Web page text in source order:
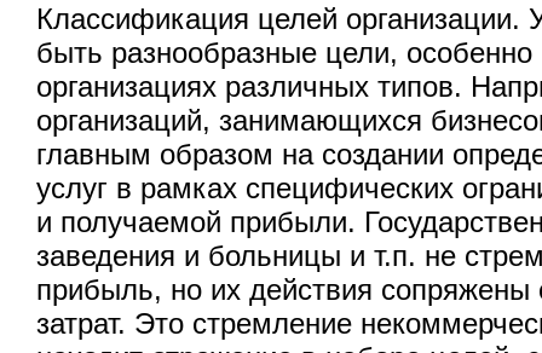
Классификация целей организации.
быть разнообразные цели, особенно
организациях различных типов.
организаций, занимающихся
главным образом на создании
услуг в рамках специфических
и получаемой прибыли.
заведения и больницы и т.п. не
прибыль, но их действия сопряжены
затрат. Это стремление